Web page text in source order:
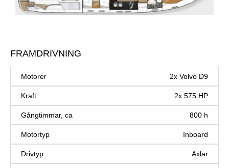
FRAMDRIVNING
Motorer 2x Volvo D9
Kraft 2x 575 HP
Gångtimmar, ca 800 h
Motortyp Inboard
Drivtyp Axlar